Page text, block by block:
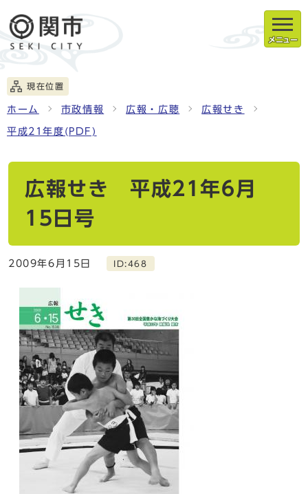
メニュー
現在位置
ホーム 市政情報 広報・広聴 広報せき
平成21年度(PDF)
広報せき 平成21年6月
15日号
2009年6月15日 ID:468